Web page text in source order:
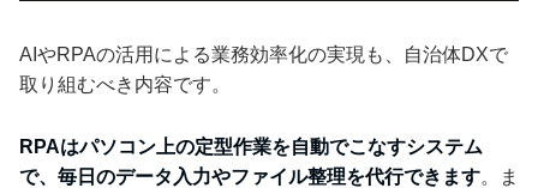
AIやRPAの活用による業務効率化の実現も、自治体DXで
取り組むべき内容です。
RPAはパソコン上の定型作業を自動でこなすシステム
で、毎日のデータ入力やファイル整理を代行できます。ま